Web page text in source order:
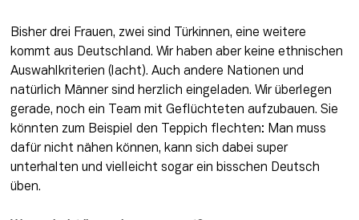
Bisher drei Frauen, zwei sind Türkinnen, eine weitere
kommt aus Deutschland. Wir haben aber keine ethnischen
Auswahlkriterien (lacht). Auch andere Nationen und
natürlich Männer sind herzlich eingeladen. Wir überlegen
gerade, noch ein Team mit Geflüchteten aufzubauen. Sie
könnten zum Beispiel den Teppich flechten: Man muss
dafür nicht nähen können, kann sich dabei super
unterhalten und vielleicht sogar ein bisschen Deutsch
üben.